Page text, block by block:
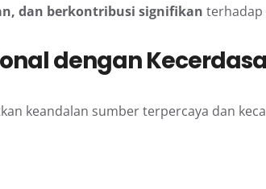
dan berkontribusi signifikan terhadap
dengan
keandalan sumber terpercaya dan